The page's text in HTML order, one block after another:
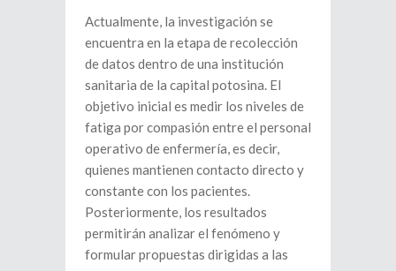
Actualmente, la investigación se
encuentra en la etapa de recolección
de datos dentro de una institución
sanitaria de la capital potosina. El
objetivo inicial es medir los niveles de
fatiga por compasión entre el personal
operativo de enfermería, es decir,
quienes mantienen contacto directo y
constante con los pacientes.
Posteriormente, los resultados
permitirán analizar el fenómeno y
formular propuestas dirigidas a las